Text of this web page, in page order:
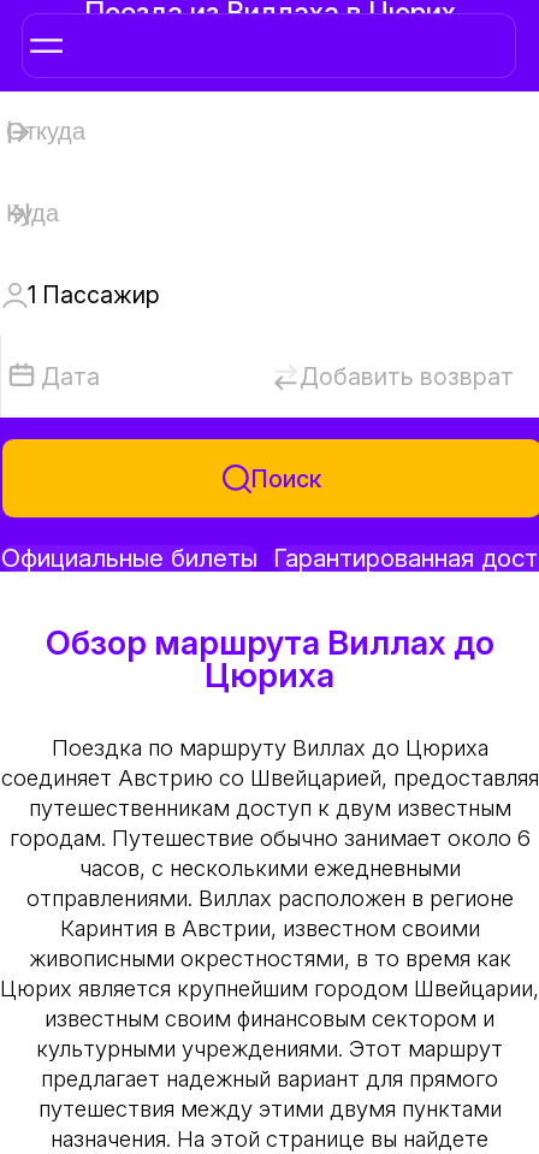
Поезда из Виллаха в Цюрих
1 Пассажир
Дата Добавить возврат
Поиск
Официальные билеты Гарантированная
Обзор маршрута Виллах до
Цюриха
Поездка по маршруту Виллах до Цюриха
соединяет Австрию со Швейцарией, предоставляя
путешественникам доступ к двум известным
городам. Путешествие обычно занимает около 6
часов, с несколькими ежедневными
отправлениями. Виллах расположен в регионе
Каринтия в Австрии, известном своими
живописными окрестностями, в то время как
Цюрих является крупнейшим городом Швейцарии,
известным своим финансовым сектором и
культурными учреждениями. Этот маршрут
предлагает надежный вариант для прямого
путешествия между этими двумя пунктами
назначения. На этой странице вы найдете